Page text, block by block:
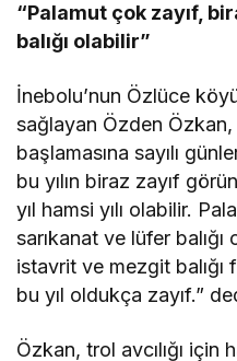
“Palamut çok zayıf,
balığı olabilir”
İnebolu’nun Özlüce
sağlayan Özden
başlamasına sayılı
bu yılın biraz zayıf
yıl hamsi yılı olabilir.
sarıkanat ve lüfer balığı
istavrit ve mezgit
bu yıl oldukça zayıf.”
Özkan, trol avcılığı için